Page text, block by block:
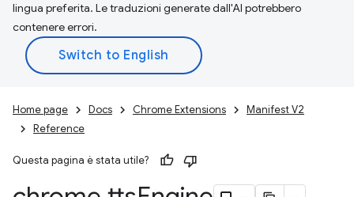
lingua preferita. Le traduzioni generate dall'AI potrebbero
contenere errori.
Home page Docs Chrome Extensions
Manifest V2
Reference
Questa pagina è stata utile?